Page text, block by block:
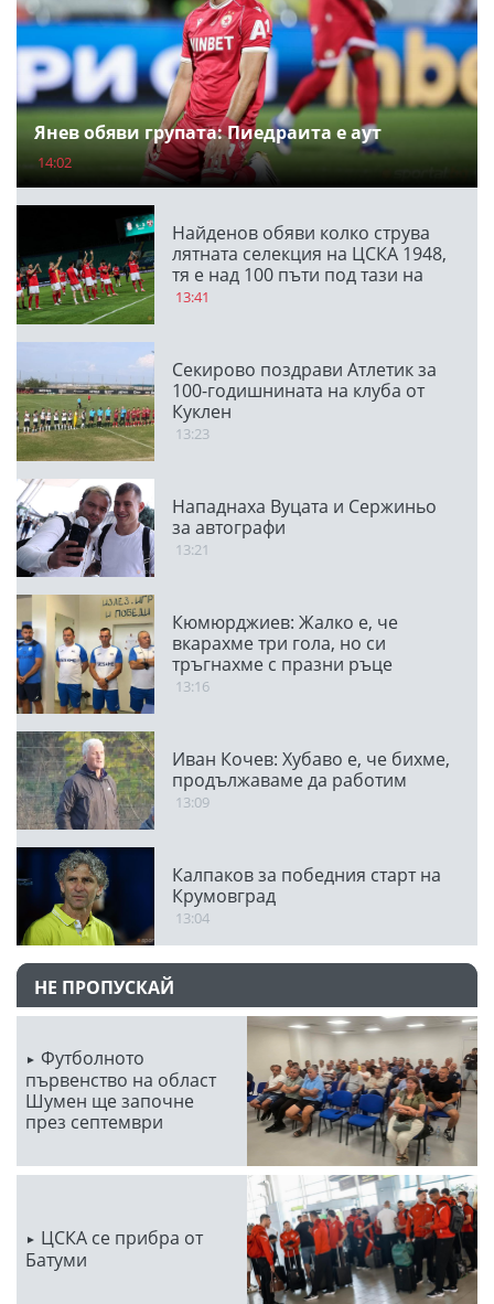
Янев обяви групата: Пиедраита е аут
14:02
Найденов обяви колко струва
лятната селекция на ЦСКА 1948,
тя е над 100 пъти под тази на
ПАО
13:41
Секирово поздрави Атлетик за
100-годишнината на клуба от
Куклен
13:23
Нападнаха Вуцата и Сержиньо
за автографи
13:21
Кюмюрджиев: Жалко е, че
вкарахме три гола, но си
тръгнахме с празни ръце
13:16
Иван Кочев: Хубаво е, че бихме,
продължаваме да работим
13:09
Калпаков за победния старт на
Крумовград
13:04
НЕ ПРОПУСКАЙ
Футболното
първенство на област
Шумен ще започне
през септември
ЦСКА се прибра от
Батуми